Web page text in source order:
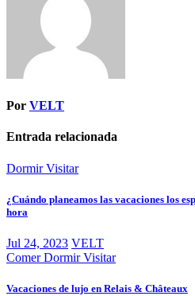
Por VELT
Entrada relacionada
DormirVisitar
¿Cuándo planeamos las vacaciones los
hora
Jul 24, 2023 VELT
ComerDormirVisitar
Vacaciones de lujo en Relais & Châteaux